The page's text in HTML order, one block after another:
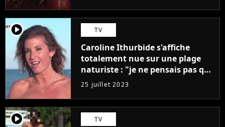
player2 TV
Caroline Ithurbide s'affiche
totalement nue sur une plage
naturiste : "je ne pensais pas que
j'arriverais à le faire..."
25 juillet 2023
player2 TV